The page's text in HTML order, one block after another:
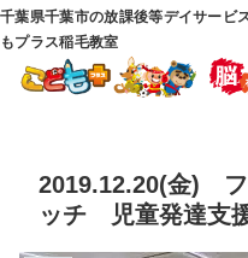
千葉県千葉市の放課後等デイサー
もプラス稲毛教室
2019.12.20(金)
ッチ 児童発達支